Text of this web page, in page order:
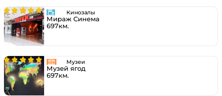
Кинозалы
Мираж Синема
697км.
Музеи
Музей ягод
697км.